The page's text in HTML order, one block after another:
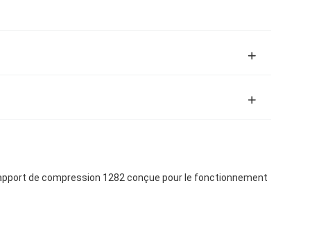
de compression 1282 conçue pour le fonctionnement